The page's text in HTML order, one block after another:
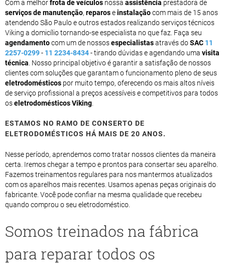
Com a melhorfrota de veículos nossa assistência prestadora de
serviços de manutenção, reparoseinstalaçãocom mais de 15 anos
atendendo São Paulo e outros estados realizando serviços técnicos
Viking a domicílio tornando-se especialista no que faz. Faça seu
agendamentocom um de nossosespecialistasatravés doSAC 11
2257-0299- 11 2234-8434- tirando dúvidas e agendando uma visita
técnica . Nosso principal objetivo é garantir a satisfação de nossos
clientes com soluções que garantam o funcionamento pleno de seus
eletrodomésticos por muito tempo, oferecendo os mais altos níveis
de serviço profissional a preços acessíveis e competitivos para todos
oseletrodomésticos Viking
ESTAMOS NO RAMO DE CONSERTO DE
ELETRODOMÉSTICOS HÁ MAIS DE 20 ANOS.
Nesse período, aprendemos como tratar nossos clientes da maneira
certa. Iremos chegar a tempo e prontos para consertar seu aparelho.
Fazemos treinamentos regulares para nos mantermos atualizados
com os aparelhos mais recentes. Usamos apenas peças originais do
fabricante. Você pode confiar na mesma qualidade que recebeu
quando comprou o seu eletrodoméstico.
Somos treinados na fábrica
para reparar todos os